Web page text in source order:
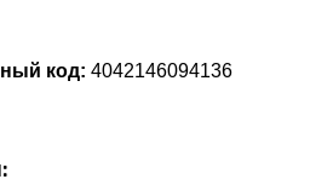
код: 4042146094136